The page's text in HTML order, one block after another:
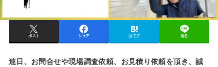
ポスト シェア はてブ 送る
連日、お問合せや現場調査依頼、お見積り依頼を頂き、誠